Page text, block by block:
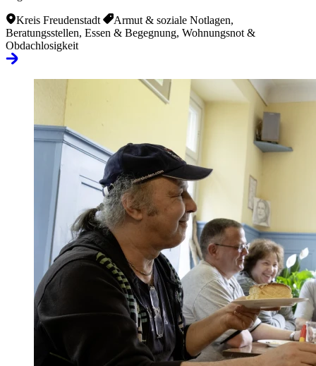
Kreis Freudenstadt
Armut & soziale Notlagen,
Beratungsstellen, Essen & Begegnung, Wohnungsnot &
Obdachlosigkeit